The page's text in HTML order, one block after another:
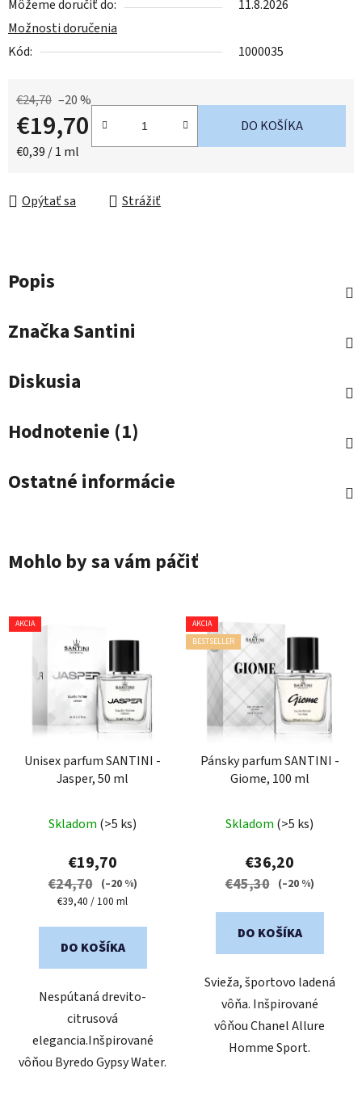
Môžeme doručiť do:
11.8.2026
Možnosti doručenia
Kód:
1000035
€24,70 –20 %
€19,70
Jednotková cena:
€0,39 / 1 ml
DO KOŠÍKA
Opýtať sa Strážiť
Popis
ZnačkaSantini
Diskusia
Hodnotenie (1)
Ostatné informácie
Mohlo by sa vám páčiť
AKCIA
Unisex parfum SANTINI -
Jasper, 50 ml
Skladom (>5 ks)
€19,70
€24,70
(–20 %)
Jednotková
€39,40 / 100 ml
DO KOŠÍKA
Nespútaná drevito-
citrusová
elegancia.Inšpirované
vôňou Byredo Gypsy Water.
AKCIA
BESTSELLER
Pánsky parfum SANTINI -
Giome, 100 ml
Skladom (>5 ks)
€36,20
€45,30 (–20 %)
DO KOŠÍKA
Svieža, športovo ladená
vôňa. Inšpirované
vôňou Chanel Allure
Homme Sport.